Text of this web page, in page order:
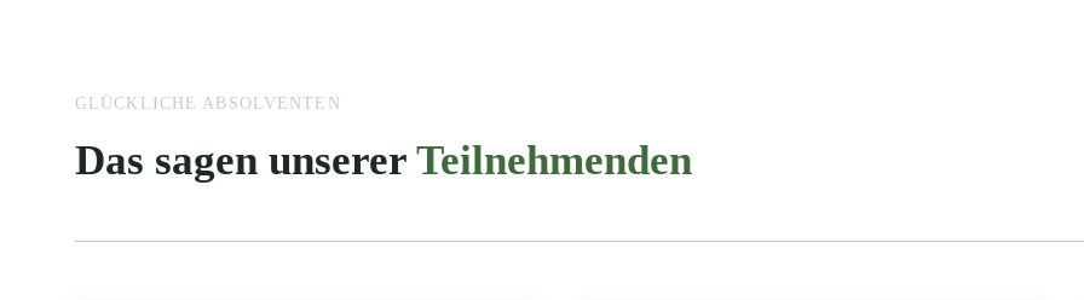
GLÜCKLICHE ABSOLVENTEN
Das sagen unserer Teilnehmenden